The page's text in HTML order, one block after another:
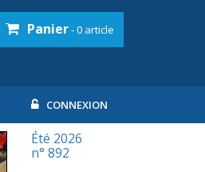
Panier- 0 article
CONNEXION
Été 2026
n° 892